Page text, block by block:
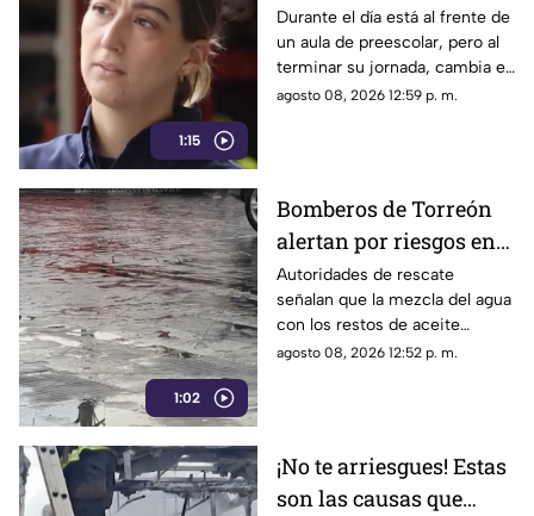
1:15
tiempo libre a ser
bombera voluntaria
Durante el día está al frente de
un aula de preescolar, pero al
terminar su jornada, cambia el
pizarrón por el uniforme de
agosto 08, 2026 12:59 p. m.
1:02
Bomberos de Torreón
alertan por riesgos en
el asfalto tras las
recientes lluvias
Autoridades de rescate
señalan que la mezcla del agua
con los restos de aceite
acumulados en la calle provoca
agosto 08, 2026 12:52 p. m.
¡No te arriesgues! Estas
son las causas que